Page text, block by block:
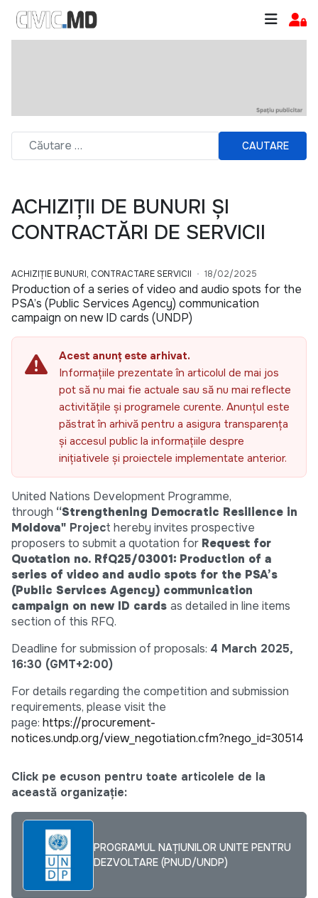
CAUTARE
ACHIZIȚII DE BUNURI ȘI
CONTRACTĂRI DE SERVICII
ACHIZIȚIE BUNURI, CONTRACTARE SERVICII 18/02/2025
Production of a series of video and audio spots for the
PSA’s (Public Services Agency) communication
campaign on new ID cards (UNDP)
Acest anunț este arhivat.
Informațiile prezentate în articolul de mai jos
pot să nu mai fie actuale sau să nu mai reflecte
activitățile și programele curente. Anunțul este
păstrat în arhivă pentru a asigura transparența
și accesul public la informațiile despre
inițiativele și proiectele implementate anterior.
United Nations Development Programme,
through “Strengthening Democratic Resilience in
Moldova" Project hereby invites prospective
proposers to submit a quotation for Request for
Quotation no. RfQ25/03001: Production of a
series of video and audio spots for the PSA’s
(Public Services Agency) communication
campaign on new ID cards as detailed in line items
section of this RFQ.
Deadline for submission of proposals: 4 March 2025,
16:30 (GMT+2:00)
For details regarding the competition and submission
requirements, please visit the
page: https://procurement-
notices.undp.org/view_negotiation.cfm?nego_id=30514
Click pe ecuson pentru toate articolele de la
această organizație:
PROGRAMUL NAȚIUNILOR UNITE PENTRU
DEZVOLTARE (PNUD/UNDP)